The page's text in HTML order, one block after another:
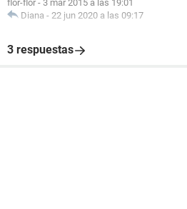
flor-flor - 3 mar 2015 a las 19:01
Diana - 22 jun 2020 a las 09:17
3 respuestas